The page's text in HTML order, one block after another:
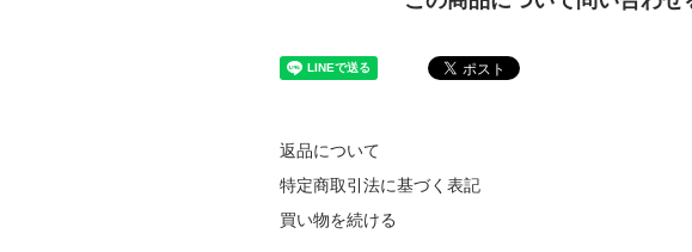
返品について
特定商取引法に基づく表記
買い物を続ける